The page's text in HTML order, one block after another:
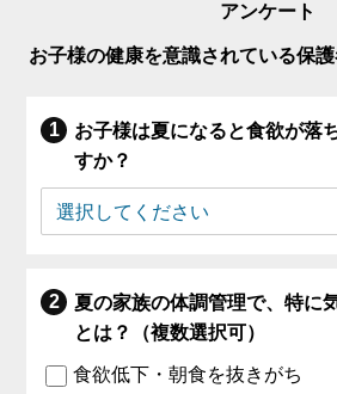
アンケート
お子様の健康を意識されている保護
お子様は夏になると食欲が落
すか？
夏の家族の体調管理で、特に
とは？（複数選択可）
食欲低下・朝食を抜きがち